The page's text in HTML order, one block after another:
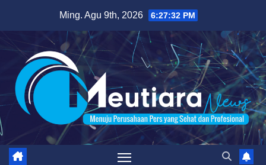
content
Ming. Agu 9th, 2026 6:27:33 PM